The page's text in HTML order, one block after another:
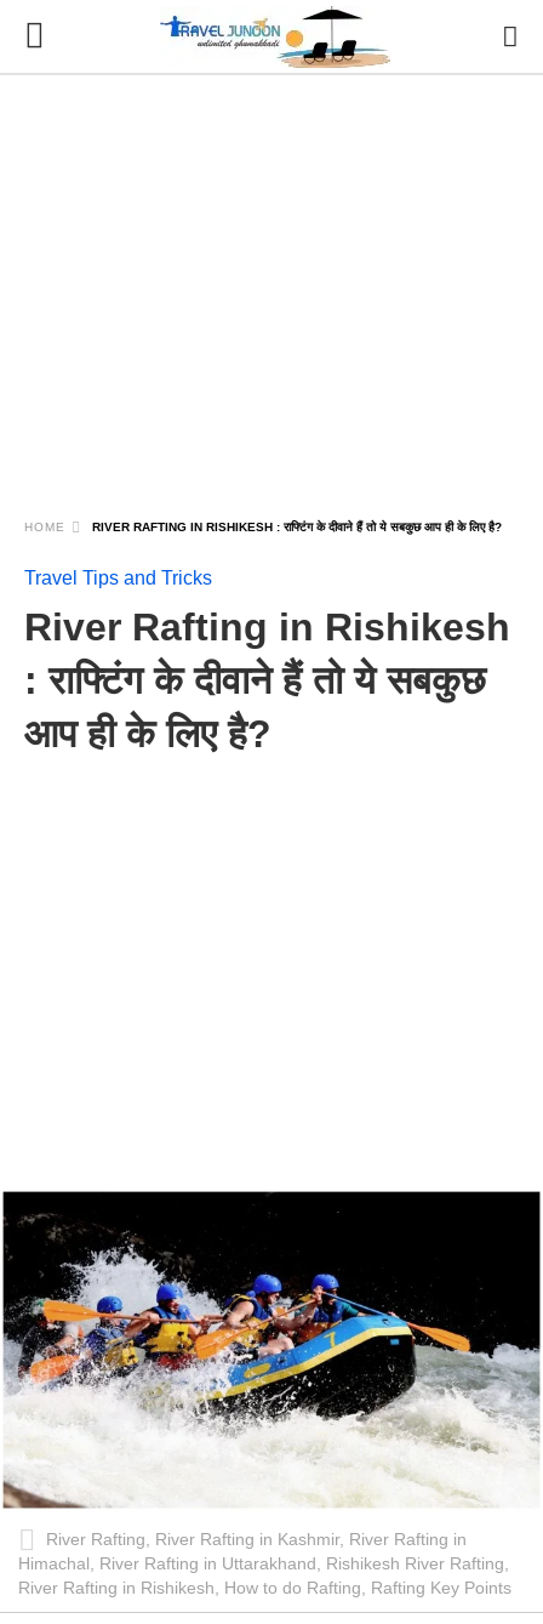
HOME RIVER RAFTING IN RISHIKESH : राफ्टिंग के दीवाने हैं तो ये सबकुछ आप ही के लिए है?
Travel Tips and Tricks
River Rafting in Rishikesh
: राफ्टिंग के दीवाने हैं तो ये सबकुछ
आप ही के लिए है?
River Rafting, River Rafting in Kashmir, River Rafting in
Himachal, River Rafting in Uttarakhand, Rishikesh River Rafting,
River Rafting in Rishikesh, How to do Rafting, Rafting Key Points